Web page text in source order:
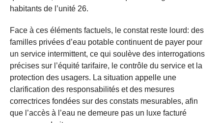
habitants de l’unité 26.
Face à ces éléments factuels, le constat reste lourd: des
familles privées d’eau potable continuent de payer pour
un service intermittent, ce qui soulève des interrogations
précises sur l’équité tarifaire, le contrôle du service et la
protection des usagers. La situation appelle une
clarification des responsabilités et des mesures
correctrices fondées sur des constats mesurables, afin
que l’accès à l’eau ne demeure pas un luxe facturé